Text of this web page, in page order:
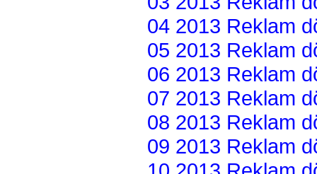
04 2013 Reklam
05 2013 Reklam
06 2013 Reklam
07 2013 Reklam
08 2013 Reklam
09 2013 Reklam